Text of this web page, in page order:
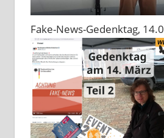
Fake-News-Gedenktag,